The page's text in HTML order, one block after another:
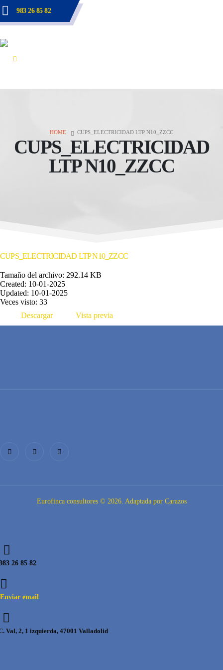
983 26 85 82
HOME CUPS_ELECTRICIDAD LTP N10_ZZCC
CUPS_ELECTRICIDAD
LTP N10_ZZCC
CUPS_ELECTRICIDAD LTP N10_ZZCC
Tamaño del archivo: 292.14 KB
Created: 10-01-2025
Updated: 10-01-2025
Veces visto: 33
Descargar
Vista previa
Eurofinca consultores © 2026. Adaptada por Carazos
26 85 82
Enviar email
Val, 2, 1 izquierda, 47001 Valladolid